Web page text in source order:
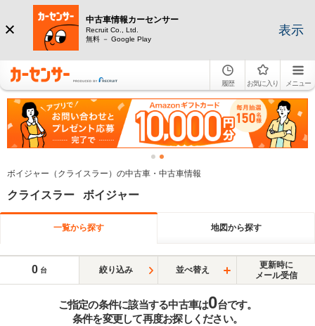
中古車情報カーセンサー
Recruit Co., Ltd.
無料 － Google Play
表示
履歴 お気に入り メニュー
ボイジャー（クライスラー）の中古車・中古車情報
クライスラー ボイジャー
一覧から探す 地図から探す
0 台 絞り込み 並べ替え
更新時に
メール受信
ご指定の条件に該当する中古車は0台です。
条件を変更して再度お探しください。